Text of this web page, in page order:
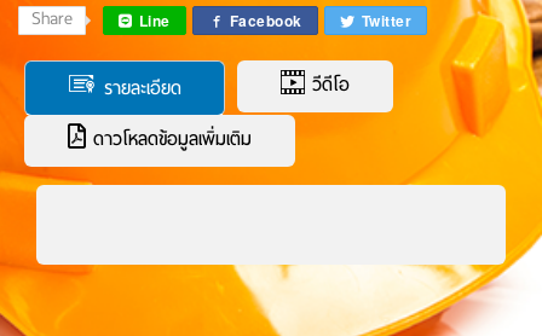
Share Line Facebook Twitter
รายละเอียด
วีดีโอ
ดาวโหลดข้อมูลเพิ่มเติม